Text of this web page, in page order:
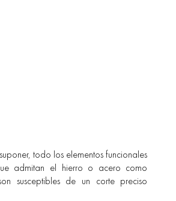
todo los elementos funcionales
admitan el hierro o acero como
susceptibles de un corte preciso